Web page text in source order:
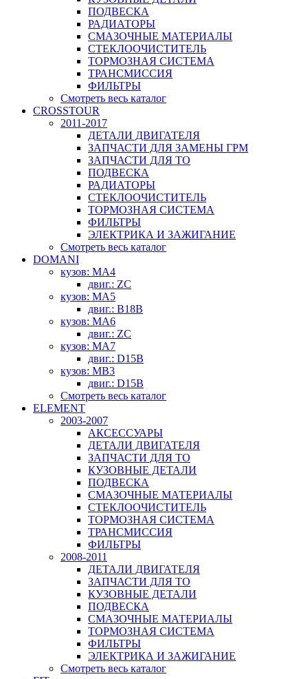
ПОДВЕСКА
РАДИАТОРЫ
СМАЗОЧНЫЕ МАТЕРИАЛЫ
СТЕКЛООЧИСТИТЕЛЬ
ТОРМОЗНАЯ СИСТЕМА
ТРАНСМИССИЯ
ФИЛЬТРЫ
Смотреть весь каталог
CROSSTOUR
2011-2017
ДЕТАЛИ ДВИГАТЕЛЯ
ЗАПЧАСТИ ДЛЯ ЗАМЕНЫ ГРМ
ЗАПЧАСТИ ДЛЯ ТО
ПОДВЕСКА
РАДИАТОРЫ
СТЕКЛООЧИСТИТЕЛЬ
ТОРМОЗНАЯ СИСТЕМА
ФИЛЬТРЫ
ЭЛЕКТРИКА И ЗАЖИГАНИЕ
Смотреть весь каталог
DOMANI
кузов: MA4
двиг.: ZC
кузов: MA5
двиг.: B18B
кузов: MA6
двиг.: ZC
кузов: MA7
двиг.: D15B
кузов: MB3
двиг.: D15B
Смотреть весь каталог
ELEMENT
2003-2007
АКСЕССУАРЫ
ДЕТАЛИ ДВИГАТЕЛЯ
ЗАПЧАСТИ ДЛЯ ТО
КУЗОВНЫЕ ДЕТАЛИ
ПОДВЕСКА
СМАЗОЧНЫЕ МАТЕРИАЛЫ
СТЕКЛООЧИСТИТЕЛЬ
ТОРМОЗНАЯ СИСТЕМА
ТРАНСМИССИЯ
ФИЛЬТРЫ
2008-2011
ДЕТАЛИ ДВИГАТЕЛЯ
ЗАПЧАСТИ ДЛЯ ТО
КУЗОВНЫЕ ДЕТАЛИ
ПОДВЕСКА
СМАЗОЧНЫЕ МАТЕРИАЛЫ
ТОРМОЗНАЯ СИСТЕМА
ФИЛЬТРЫ
ЭЛЕКТРИКА И ЗАЖИГАНИЕ
Смотреть весь каталог